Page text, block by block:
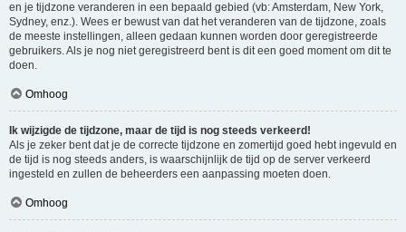
en je tijdzone veranderen in een bepaald gebied (vb: Amsterdam, New York,
Sydney, enz.). Wees er bewust van dat het veranderen van de tijdzone, zoals
de meeste instellingen, alleen gedaan kunnen worden door geregistreerde
gebruikers. Als je nog niet geregistreerd bent is dit een goed moment om dit te
doen.
Omhoog
Ik wijzigde de tijdzone, maar de tijd is nog steeds verkeerd!
Als je zeker bent dat je de correcte tijdzone en zomertijd goed hebt ingevuld en
de tijd is nog steeds anders, is waarschijnlijk de tijd op de server verkeerd
ingesteld en zullen de beheerders een aanpassing moeten doen.
Omhoog